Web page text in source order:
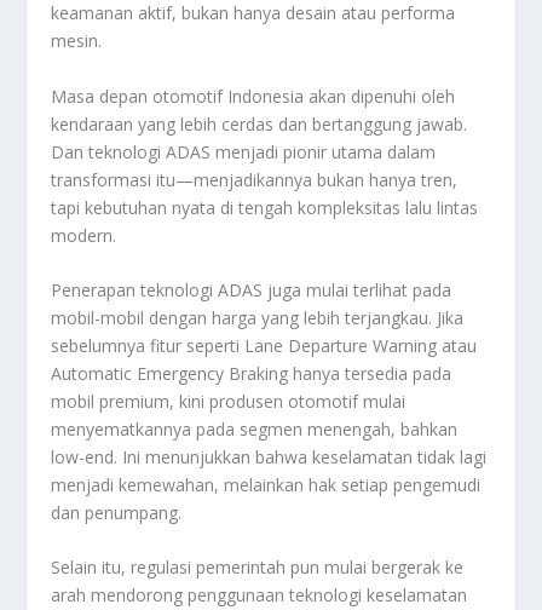
keamanan aktif, bukan hanya desain atau performa
mesin.
Masa depan otomotif Indonesia akan dipenuhi oleh
kendaraan yang lebih cerdas dan bertanggung jawab.
Dan teknologi ADAS menjadi pionir utama dalam
transformasi itu—menjadikannya bukan hanya tren,
tapi kebutuhan nyata di tengah kompleksitas lalu lintas
modern.
Penerapan teknologi ADAS juga mulai terlihat pada
mobil-mobil dengan harga yang lebih terjangkau. Jika
sebelumnya fitur seperti Lane Departure Warning atau
Automatic Emergency Braking hanya tersedia pada
mobil premium, kini produsen otomotif mulai
menyematkannya pada segmen menengah, bahkan
low-end. Ini menunjukkan bahwa keselamatan tidak lagi
menjadi kemewahan, melainkan hak setiap pengemudi
dan penumpang.
Selain itu, regulasi pemerintah pun mulai bergerak ke
arah mendorong penggunaan teknologi keselamatan